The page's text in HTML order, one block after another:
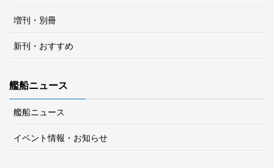
増刊・別冊
新刊・おすすめ
艦船ニュース
艦船ニュース
イベント情報・お知らせ